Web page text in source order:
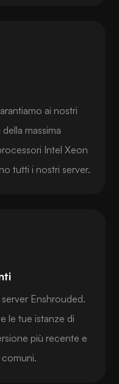
ai nostri
massima
Intel Xeon
tutti i nostri server.
Enshrouded.
le tue istanze di
più recente e